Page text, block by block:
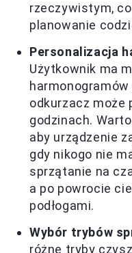
rzeczywistym,
planowanie
Personalizacja
Użytkownik ma
odkurzacz może
godzinach.
aby urządzenie
gdy nikogo nie
sprzątanie na
a po powrocie
podłogami.
Wybór trybów
różne tryby